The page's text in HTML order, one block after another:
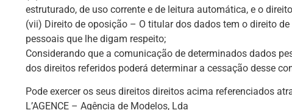
estruturado, de uso corrente e de leitura automática, e o
(vii) Direito de oposição – O titular dos dados tem o direito
pessoais que lhe digam respeito;
Considerando que a comunicação de determinados dados
dos direitos referidos poderá determinar a cessação desse
Pode exercer os seus direitos direitos acima referenciados
L’AGENCE – Agência de Modelos, Lda